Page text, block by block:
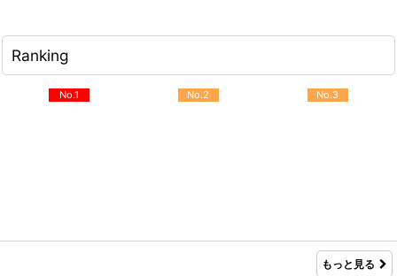
Ranking
No.1 No.2 No.3
もっと見る